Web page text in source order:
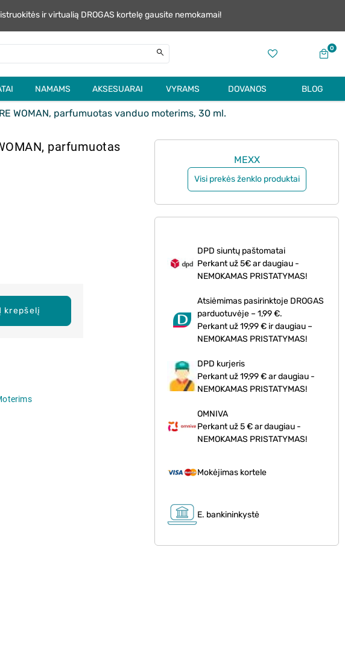
ir virtualią DROGAS kortelę gausite nemokamai!
0
NAMAMS AKSESUARAI VYRAMS DOVANOS BLOG
WOMAN, parfumuotas vanduo moterims, 30 ml.
parfumuotas
Į krepšelį
MEXX
Visi prekės ženklo produktai
DPD siuntų paštomatai
Perkant už 5€ ar daugiau -
NEMOKAMAS PRISTATYMAS!
Atsiėmimas pasirinktoje DROGAS
parduotuvėje – 1,99 €.
Perkant už 19,99 € ir daugiau –
NEMOKAMAS PRISTATYMAS!
DPD kurjeris
Perkant už 19,99 € ar daugiau -
NEMOKAMAS PRISTATYMAS!
OMNIVA
Perkant už 5 € ar daugiau -
NEMOKAMAS PRISTATYMAS!
Mokėjimas kortele
E. bankininkystė